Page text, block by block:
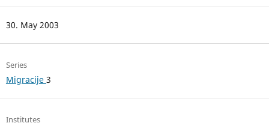
30. May 2003
Series
Migracije 3
Institutes